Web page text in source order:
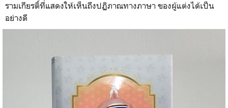
รามเกียรติ์ที่แสดงให้เห็นถึงปฏิภาณทางภาษา ของผู้แต่งได้เป็น
อย่างดี